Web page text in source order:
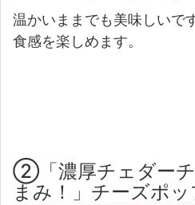
温かいままでも美味しいで
食感を楽しめます。
②「濃厚チェダー
まみ！」チーズポ